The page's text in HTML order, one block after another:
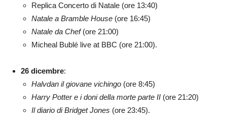
Replica Concerto di Natale (ore 13:40)
Natale a Bramble House (ore 16:45)
Natale da Chef(ore 21:00)
Micheal Bublé live at BBC (ore 21:00).
26 dicembre:
Halvdan il giovane vichingo (ore 8:45)
Harry Potter e i doni della morte parte II (ore 21:20)
Il diario di Bridget Jones (ore 23:45).